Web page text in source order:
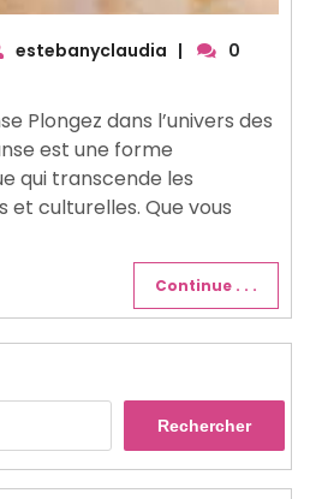
estebanyclaudia |
0
Plongez dans l’univers des
est une forme
qui transcende les
et culturelles. Que vous
Continue . . .
Rechercher